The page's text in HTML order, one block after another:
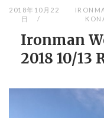
2018年10月22
日
Ironman
2018 10/13